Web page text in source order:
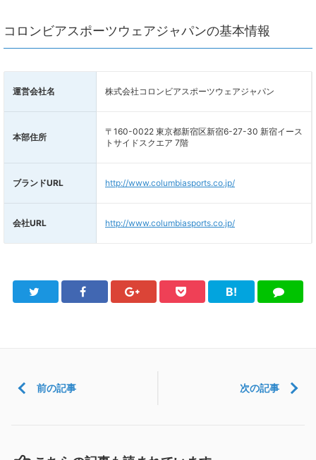
コロンビアスポーツウェアジャパンの基本情報
運営会社名 株式会社コロンビアスポーツウェアジャパン
本部住所
〒160-0022 東京都新宿区新宿6-27-30 新宿イース
トサイドスクエア 7階
ブランドURL http://www.columbiasports.co.jp/
会社URL http://www.columbiasports.co.jp/
Twitter FacebookGoogle+Pocket
B!
は
LINE
前の記事 次の記事